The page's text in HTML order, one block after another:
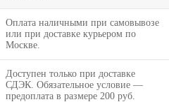
Оплата наличными при самовывозе
или при доставке курьером по
Москве.
Доступен только при доставке
СДЭК. Обязательное условие —
предоплата в размере 200 руб.